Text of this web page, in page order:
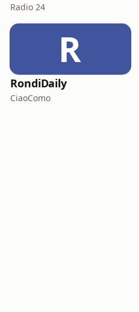
Radio 24
R
RondiDaily
CiaoComo